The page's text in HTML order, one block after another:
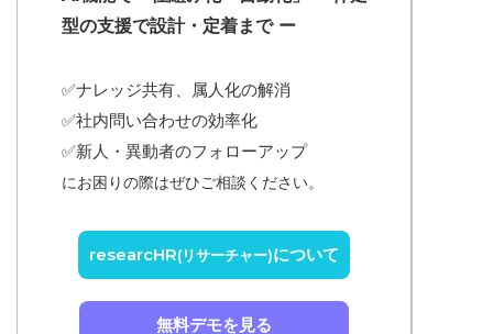
型の支援で設計・定着まで ー
✅ナレッジ共有、属人化の解消
✅社内問い合わせの効率化
✅新人・異動者のフォローアップ
にお困りの際はぜひご相談ください。
researcHR(リサーチャー)について
無料デモを見る